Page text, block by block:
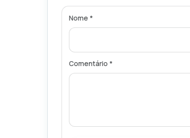
Nome *
Comentário *